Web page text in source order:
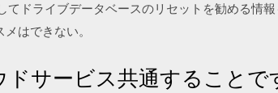
てドライブデータベースのリセットを勧める情
はできない。
サービス共通することで